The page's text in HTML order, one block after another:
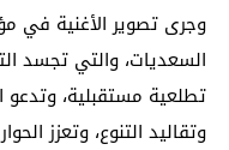
وجرى تصويرالأغنية في
السعديات، والتي تجسد
تطلعية مستقبلية، وتدعو
وتقاليد التنوع، وتعزز